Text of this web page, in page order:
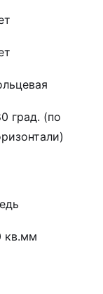
град. (по
кв.мм